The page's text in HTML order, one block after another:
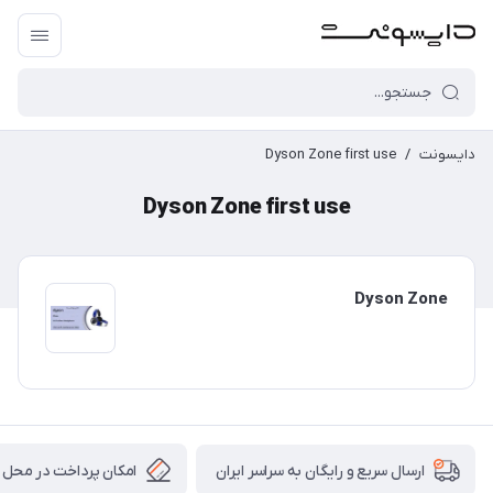
دایسونت /
Dyson Zone first use
Dyson Zone first use
Dyson Zone
ارسال سریع و رایگان به سراسر ایران امکان پرداخت در محل